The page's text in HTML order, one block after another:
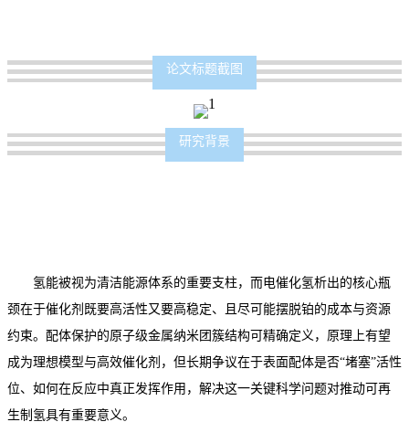
论文标题截图
研究背景
氢能被视为清洁能源体系的重要支柱，而电催化氢析出的核心瓶
颈在于催化剂既要高活性又要高稳定、且尽可能摆脱铂的成本与资源
约束。配体保护的原子级金属纳米团簇结构可精确定义，原理上有望
成为理想模型与高效催化剂，但长期争议在于表面配体是否“堵塞”活性
位、如何在反应中真正发挥作用，解决这一关键科学问题对推动可再
生制氢具有重要意义。